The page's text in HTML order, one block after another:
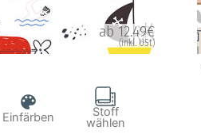
ab 12.49€
(inkl. USt)
Einfärben Stoff
wählen